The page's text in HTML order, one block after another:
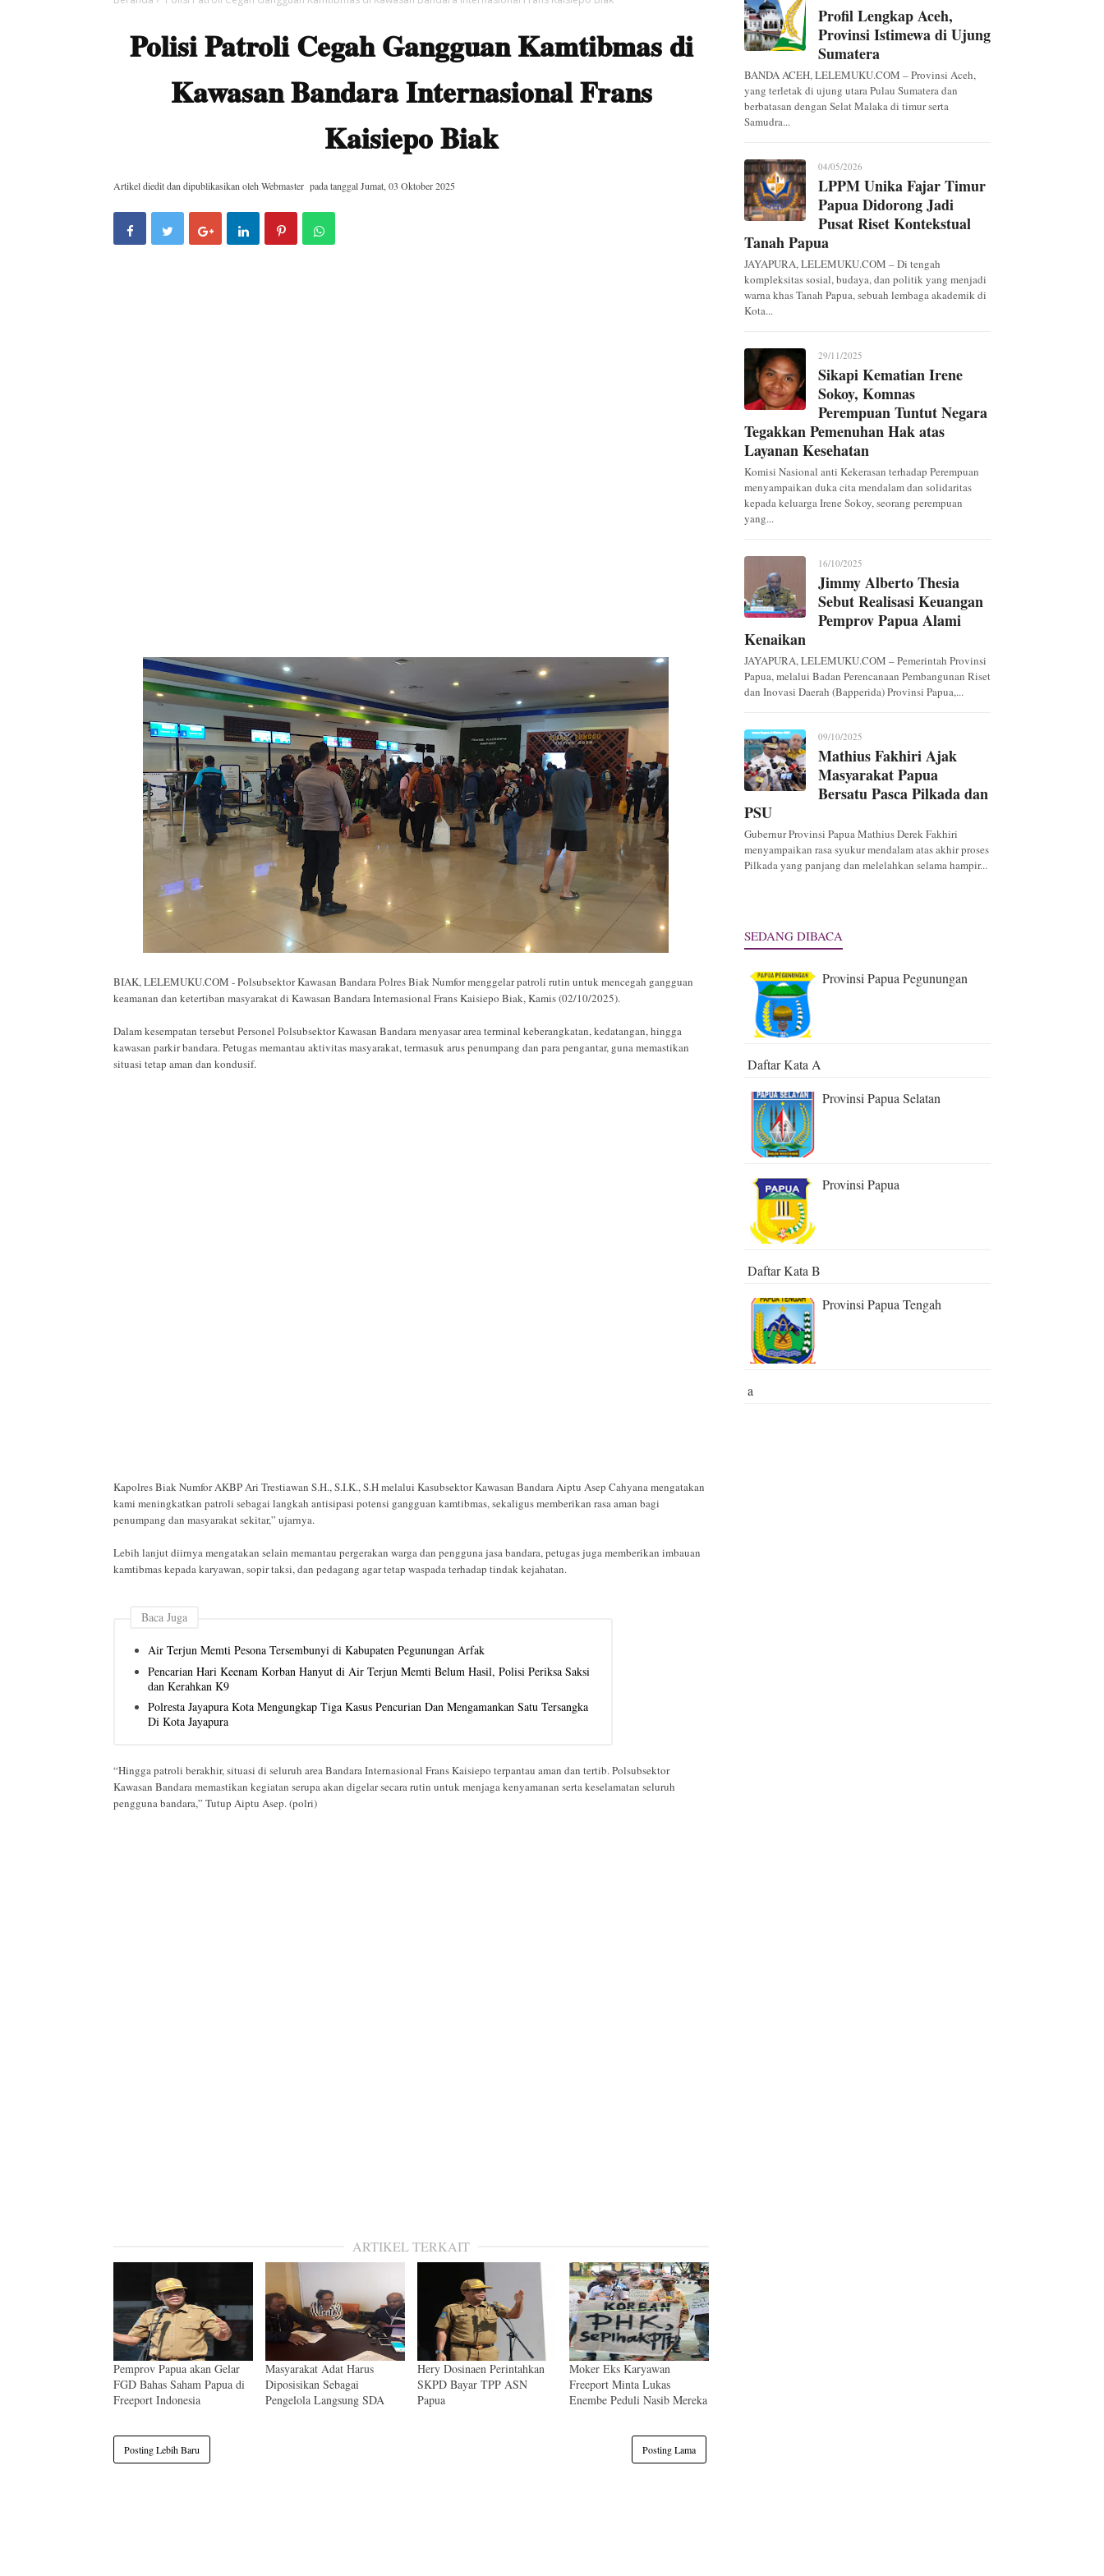
Polisi Patroli Cegah Gangguan Kamtibmas di
Kawasan Bandara Internasional Frans
Kaisiepo Biak
Artikel diedit dan dipublikasikan oleh Webmaster pada tanggalJumat, 03 Oktober 2025
BIAK, LELEMUKU.COM - Polsubsektor Kawasan Bandara Polres Biak Numfor menggelar patroli rutin untuk mencegah gangguan
keamanan dan ketertiban masyarakat di Kawasan Bandara Internasional Frans Kaisiepo Biak, Kamis (02/10/2025).
Dalam kesempatan tersebut Personel Polsubsektor Kawasan Bandara menyasar area terminal keberangkatan, kedatangan, hingga
kawasan parkir bandara. Petugas memantau aktivitas masyarakat, termasuk arus penumpang dan para pengantar, guna memastikan
situasi tetap aman dan kondusif.
Kapolres Biak Numfor AKBP Ari Trestiawan S.H., S.I.K., S.H melalui Kasubsektor Kawasan Bandara Aiptu Asep Cahyana mengatakan
kami meningkatkan patroli sebagai langkah antisipasi potensi gangguan kamtibmas, sekaligus memberikan rasa aman bagi
penumpang dan masyarakat sekitar,” ujarnya.
Lebih lanjut diirnya mengatakan selain memantau pergerakan warga dan pengguna jasa bandara, petugas juga memberikan imbauan
kamtibmas kepada karyawan, sopir taksi, dan pedagang agar tetap waspada terhadap tindak kejahatan.
Baca Juga
Air Terjun Memti Pesona Tersembunyi di Kabupaten Pegunungan Arfak
Pencarian Hari Keenam Korban Hanyut di Air Terjun Memti Belum Hasil, Polisi Periksa Saksi
dan Kerahkan K9
Polresta Jayapura Kota Mengungkap Tiga Kasus Pencurian Dan Mengamankan Satu Tersangka
Di Kota Jayapura
“Hingga patroli berakhir, situasi di seluruh area Bandara Internasional Frans Kaisiepo terpantau aman dan tertib. Polsubsektor
Kawasan Bandara memastikan kegiatan serupa akan digelar secara rutin untuk menjaga kenyamanan serta keselamatan seluruh
pengguna bandara,” Tutup Aiptu Asep. (polri)
ARTIKEL TERKAIT
Pemprov Papua akan Gelar
FGD Bahas Saham Papua di
Freeport Indonesia
Masyarakat Adat Harus
Diposisikan Sebagai
Pengelola Langsung SDA
Hery Dosinaen Perintahkan
SKPD Bayar TPP ASN
Papua
Moker Eks Karyawan
Freeport Minta Lukas
Enembe Peduli Nasib Mereka
Posting Lebih Baru Posting Lama
Profil Lengkap Aceh,
Provinsi Istimewa di Ujung
Sumatera
BANDA ACEH, LELEMUKU.COM – Provinsi Aceh,
yang terletak di ujung utara Pulau Sumatera dan
berbatasan dengan Selat Malaka di timur serta
Samudra...
04/05/2026
LPPM Unika Fajar Timur
Papua Didorong Jadi
Pusat Riset Kontekstual
Tanah Papua
JAYAPURA, LELEMUKU.COM – Di tengah
kompleksitas sosial, budaya, dan politik yang menjadi
warna khas Tanah Papua, sebuah lembaga akademik di
Kota...
29/11/2025
Sikapi Kematian Irene
Sokoy, Komnas
Perempuan Tuntut Negara
Tegakkan Pemenuhan Hak atas
Layanan Kesehatan
Komisi Nasional anti Kekerasan terhadap Perempuan
menyampaikan duka cita mendalam dan solidaritas
kepada keluarga Irene Sokoy, seorang perempuan
yang...
16/10/2025
Jimmy Alberto Thesia
Sebut Realisasi Keuangan
Pemprov Papua Alami
Kenaikan
JAYAPURA, LELEMUKU.COM – Pemerintah Provinsi
Papua, melalui Badan Perencanaan Pembangunan Riset
dan Inovasi Daerah (Bapperida) Provinsi Papua,...
09/10/2025
Mathius Fakhiri Ajak
Masyarakat Papua
Bersatu Pasca Pilkada dan
PSU
Gubernur Provinsi Papua Mathius Derek Fakhiri
menyampaikan rasa syukur mendalam atas akhir proses
Pilkada yang panjang dan melelahkan selama hampir...
SEDANG DIBACA
Provinsi Papua Pegunungan
Daftar Kata A
Provinsi Papua Selatan
Provinsi Papua
Daftar Kata B
Provinsi Papua Tengah
a